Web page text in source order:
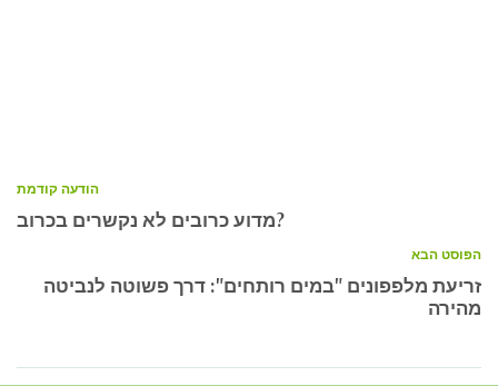
הודעה קודמת
מדוע כרובים לא נקשרים בכרוב?
הפוסט הבא
זריעת מלפפונים "במים רותחים": דרך פשוטה לנביטה
מהירה